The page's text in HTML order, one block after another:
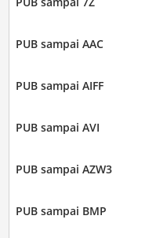
PUB sampai AAC
PUB sampai AIFF
PUB sampai AVI
PUB sampai AZW3
PUB sampai BMP